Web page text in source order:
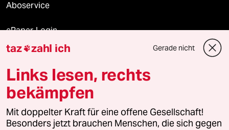
Aboservice
ePaper Login
Downloads für Abonnierende
© 2026 taz Verlags und Vertriebs GmbH
Alle Rechte vorbehalten. Bei rechtlichen Fragen oder für Genehmigungen
wenden Sie sich bitte an lizenzen@taz.de
taz zahl ich Gerade nicht
Links lesen, rechts
bekämpfen
Mit doppelter Kraft für eine offene Gesellschaft!
Besonders jetzt brauchen Menschen, die sich gegen